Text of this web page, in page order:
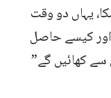
یہاں دو وقت
اور کیسے حاصل
سے کھائیں گے”